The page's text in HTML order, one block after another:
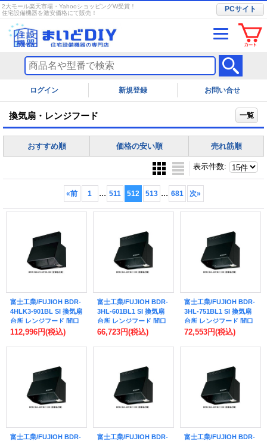
2大モール楽天市場・YahooショッピングW受賞！
住宅設備機器を激安価格にて販売！
PCサイト
ログイン お問い合せ
換気扇・レンジフード 一覧
おすすめ順 価格の安い順 売れ筋順
表示件数:
«前 1 ... 511 512 513 ... 681 次»
富士工業/FUJIOH BDR-
4HLK3-901BL SI 換気扇
台所 レンジフード 間口
900mm BLIV型風量 (前
リック ※受注生産品 ♪§
112,996円(税込)
富士工業/FUJIOH BDR-
3HL-601BL1 SI 換気扇
台所 レンジフード 間口
600mm BLIII型風量 (前
リック ※受注生産品 ♪§
66,723円(税込)
富士工業/FUJIOH BDR-
3HL-751BL1 SI 換気扇
台所 レンジフード 間口
750mm BLIII型風量 (前
リック ※受注生産品 ♪§
72,553円(税込)
富士工業/FUJIOH BDR-
富士工業/FUJIOH BDR-
富士工業/FUJIOH BDR-